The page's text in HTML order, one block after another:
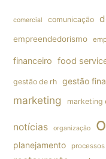
comercial comunicação
empreendedorismo
financeiro food
gestão de rh gestão
marketing marketing
notícias organização
planejamento processos